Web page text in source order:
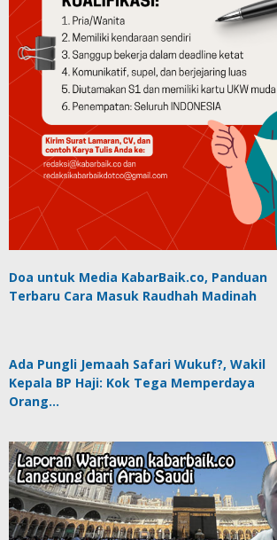
Doa untuk Media KabarBaik.co, Panduan
Terbaru Cara Masuk Raudhah Madinah
Ada Pungli Jemaah Safari Wukuf?, Wakil
Kepala BP Haji: Kok Tega Memperdaya
Orang…